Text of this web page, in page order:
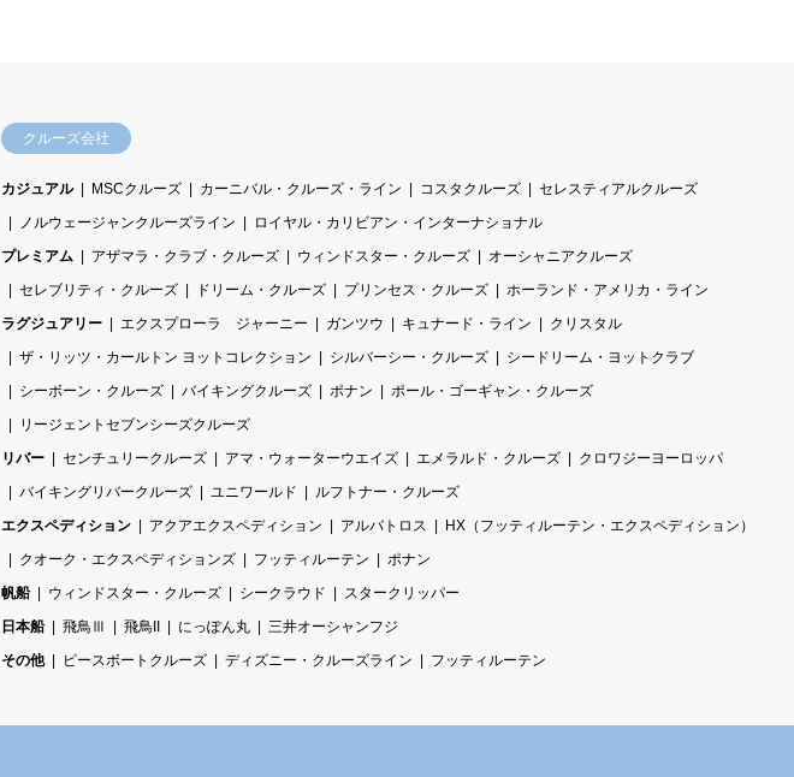
クルーズ会社
カジュアル MSCクルーズ カーニバル・クルーズ・ライン コスタクルーズ
セレスティアルクルーズ
ノルウェージャンクルーズライン
ロイヤル・カリビアン・インターナショナル
プレミアム
アザマラ・クラブ・クルーズ ウィンドスター・クルーズ
オーシャニアクルーズ
セレブリティ・クルーズ
ドリーム・クルーズ プリンセス・クルーズ
ホーランド・アメリカ・ライン
ラグジュアリー
エクスプローラ ジャーニー ガンツウ キュナード・ライン
クリスタル
ザ・リッツ・カールトン ヨットコレクション
シルバーシー・クルーズ
シードリーム・ヨットクラブ
シーボーン・クルーズ
バイキングクルーズ ポナン
ポール・ゴーギャン・クルーズ
リージェントセブンシーズクルーズ
リバー
センチュリークルーズ アマ・ウォーターウエイズ エメラルド・クルーズ
クロワジーヨーロッパ
バイキングリバークルーズ
ユニワールド
ルフトナー・クルーズ
エクスペディション
アクアエクスペディション アルバトロス
HX（フッティルーテン・エクスペディション）
クオーク・エクスペディションズ
フッティルーテン
ポナン
帆船
ウィンドスター・クルーズ シークラウド
スタークリッパー
日本船
飛鳥Ⅲ 飛鳥II にっぽん丸
三井オーシャンフジ
その他
ピースボートクルーズ ディズニー・クルーズライン フッティルーテン